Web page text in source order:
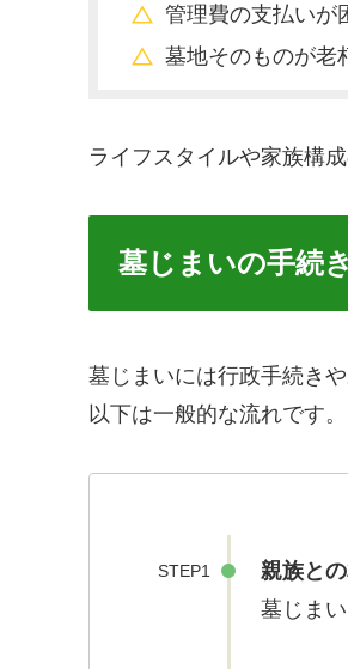
管理費の支払いが
墓地そのものが老
ライフスタイルや家族構
墓じまいの手続
墓じまいには行政手続き
以下は一般的な流れです。
STEP1
親族と
墓じま